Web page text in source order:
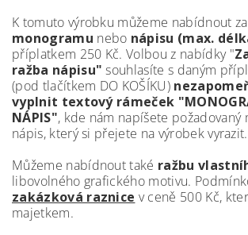
K tomuto výrobku můžeme nabídnout
monogramu nebo nápisu (max.
příplatkem 250 Kč. Volbou z nabídky "
ražba nápisu"souhlasíte s daným
(pod tlačítkem DO KOŠÍKU)
vyplnit textový rámeček
NÁPIS", kde nám napíšete požadovaný
nápis, který si přejete na výrobek vyrazit.
Můžeme nabídnout také ražbu
libovolného grafického motivu.
zakázková raznice v ceně 500 Kč,
majetkem.